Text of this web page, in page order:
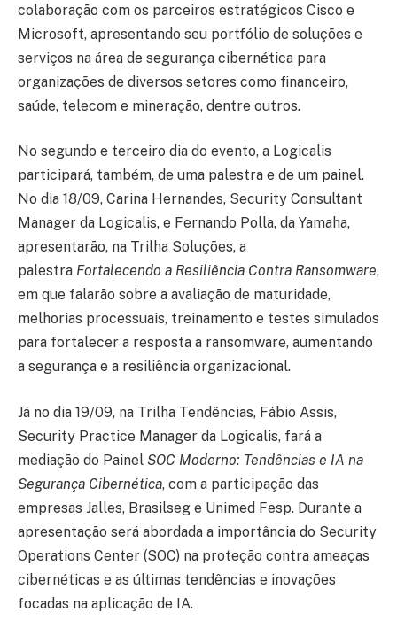
colaboração com os parceiros estratégicos Cisco e
Microsoft, apresentando seu portfólio de soluções e
serviços na área de segurança cibernética para
organizações de diversos setores como financeiro,
saúde, telecom e mineração, dentre outros.
No segundo e terceiro dia do evento, a Logicalis
participará, também, de uma palestra e de um painel.
No dia 18/09, Carina Hernandes, Security Consultant
Manager da Logicalis, e Fernando Polla, da Yamaha,
apresentarão, na Trilha Soluções, a
palestra Fortalecendo a Resiliência Contra Ransomware,
em que falarão sobre a avaliação de maturidade,
melhorias processuais, treinamento e testes simulados
para fortalecer a resposta a ransomware, aumentando
a segurança e a resiliência organizacional.
Já no dia 19/09, na Trilha Tendências, Fábio Assis,
Security Practice Manager da Logicalis, fará a
mediação do Painel SOC Moderno: Tendências e IA na
Segurança Cibernética, com a participação das
empresas Jalles, Brasilseg e Unimed Fesp. Durante a
apresentação será abordada a importância do Security
Operations Center (SOC) na proteção contra ameaças
cibernéticas e as últimas tendências e inovações
focadas na aplicação de IA.